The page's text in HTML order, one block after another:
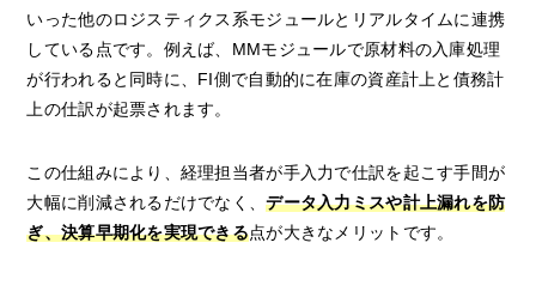
いった他のロジスティクス系モジュールとリアルタイムに連携
している点です。例えば、MMモジュールで原材料の入庫処理
が行われると同時に、FI側で自動的に在庫の資産計上と債務計
上の仕訳が起票されます。
この仕組みにより、経理担当者が手入力で仕訳を起こす手間が
大幅に削減されるだけでなく、データ入力ミスや計上漏れを防
ぎ、決算早期化を実現できる点が大きなメリットです。